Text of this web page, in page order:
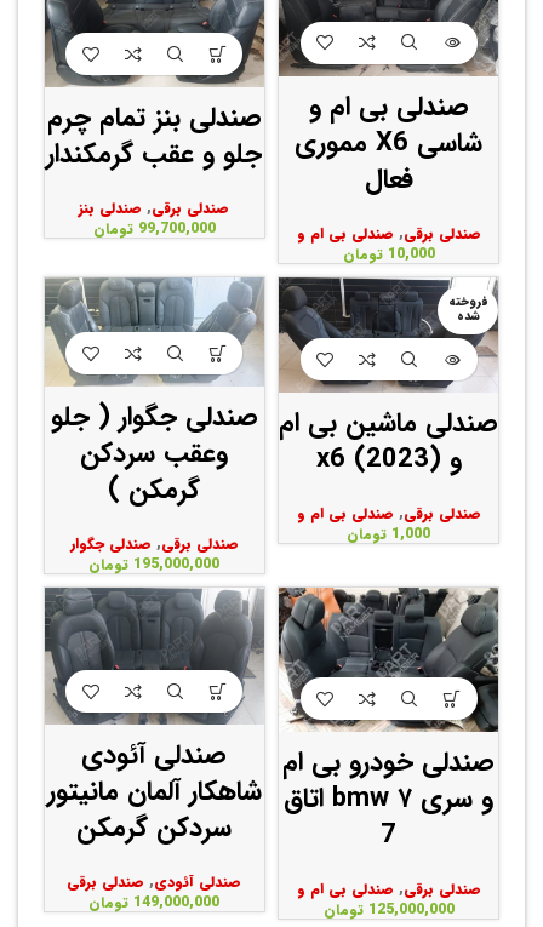
صندلی بی ام و
شاسی X6 مموری
فعال
صندلی برقی, صندلی بی ام و
10,000 تومان
صندلی بنز تمام چرم
جلو و عقب گرمکندار
صندلی برقی, صندلی بنز
99,700,000 تومان
فروخته
شده
صندلی ماشین بی ام
و x6 (2023)
صندلی برقی, صندلی بی ام و
1,000 تومان
صندلی جگوار ( جلو
وعقب سردکن
گرمکن )
صندلی برقی, صندلی جگوار
195,000,000 تومان
صندلی خودرو بی ام
و سری ۷ bmw اتاق
‌7
صندلی برقی, صندلی بی ام و
125,000,000 تومان
صندلی آئودی
شاهکار آلمان مانیتور
سردکن گرمکن
صندلی آئودی, صندلی برقی
149,000,000 تومان